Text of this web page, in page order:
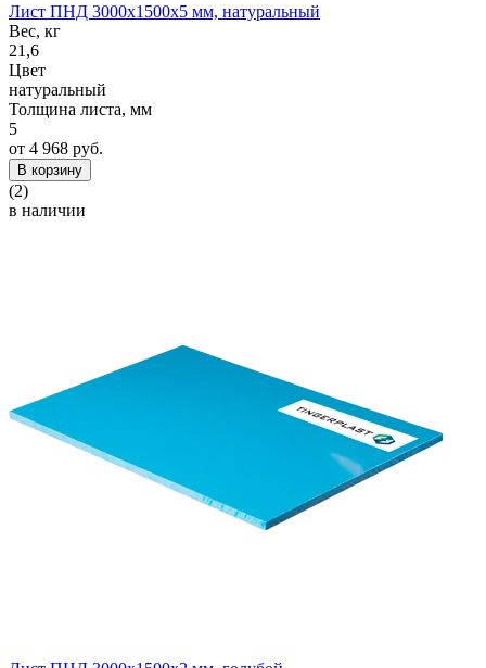
Лист ПНД 3000x1500x5 мм, натуральный
Вес, кг
21,6
Цвет
натуральный
Толщина листа, мм
5
от 4 968 руб.
В корзину
(2)
в наличии